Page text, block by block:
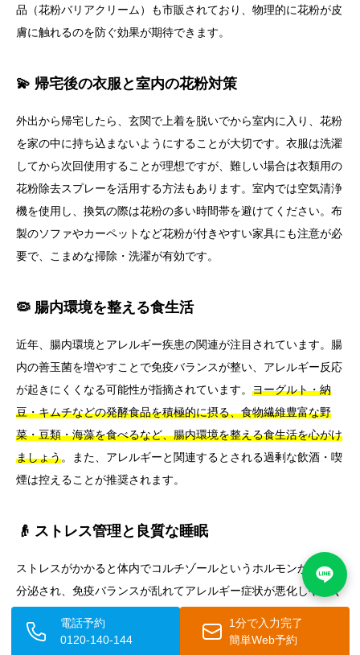
品（花粉バリアクリーム）も市販されており、物理的に花粉が皮
膚に触れるのを防ぐ効果が期待できます。
💫 帰宅後の衣服と室内の花粉対策
外出から帰宅したら、玄関で上着を脱いでから室内に入り、花粉
を家の中に持ち込まないようにすることが大切です。衣服は洗濯
してから次回使用することが理想ですが、難しい場合は衣類用の
花粉除去スプレーを活用する方法もあります。室内では空気清浄
機を使用し、換気の際は花粉の多い時間帯を避けてください。布
製のソファやカーペットなど花粉が付きやすい家具にも注意が必
要で、こまめな掃除・洗濯が有効です。
🦠 腸内環境を整える食生活
近年、腸内環境とアレルギー疾患の関連が注目されています。腸
内の善玉菌を増やすことで免疫バランスが整い、アレルギー反応
が起きにくくなる可能性が指摘されています。 ヨーグルト・納
豆・キムチなどの発酵食品を積極的に摂る、食物繊維豊富な野
菜・豆類・海藻を食べるなど、腸内環境を整える食生活を心がけ
ましょう。また、アレルギーと関連するとされる過剰な飲酒・喫
煙は控えることが推奨されます。
👴 ストレス管理と良質な睡眠
ストレスがかかると体内でコルチゾールというホルモンが過剰に
分泌され、免疫バランスが乱れてアレルギー症状が悪化しやすく
なります。適度な運動、趣味の時間、リラクゼーションなどでス
トレスをコントロールすることも、花粉皮膚炎の予防・改善にお
電話予約
0120-140-144
1分で入力完了
簡単Web予約